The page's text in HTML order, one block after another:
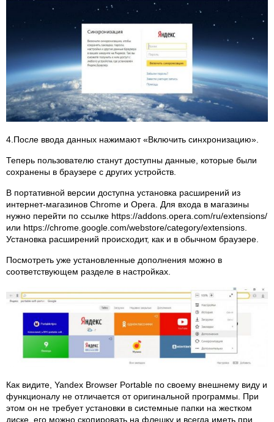
4.После ввода данных нажимают «Включить синхронизацию».
Теперь пользователю станут доступны данные, которые были
сохранены в браузере с других устройств.
В портативной версии доступна установка расширений из
интернет-магазинов Chrome и Opera. Для входа в магазины
нужно перейти по ссылке https://addons.opera.com/ru/extensions/
или https://chrome.google.com/webstore/category/extensions.
Установка расширений происходит, как и в обычном браузере.
Посмотреть уже установленные дополнения можно в
соответствующем разделе в настройках.
Как видите, Yandex Browser Portable по своему внешнему виду и
функционалу не отличается от оригинальной программы. При
этом он не требует установки в системные папки на жестком
диске, его можно скопировать на флешку и всегда иметь при